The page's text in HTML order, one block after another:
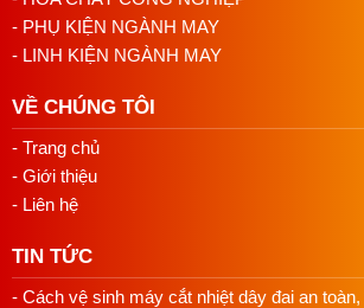
trong từng chi tiết.
Công ty sản xuất đồng phục
Sản xuất quần áo bảo hộ lao động: Các
áo bảo hộ thường yêu cầu độ bền cao, do
máy đóng nút tự động giúp đảm bảo chất
còn có thể được sử dụng trong việc đóng
phẩm như rèm cửa, khăn trải bàn, vỏ gối,
- PHỤ KIỆN NGÀNH MAY
- LINH KIỆN NGÀNH MAY
VỀ CHÚNG TÔI
- Trang chủ
- Giới thiệu
- Liên hệ
TIN TỨC
- Cách vệ sinh máy cắt nhiệt dây đai an toàn,